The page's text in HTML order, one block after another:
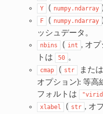
Y ( numpy.ndarray
F ( numpy.ndarray
ッシュデータ。
nbins ( int , オ
トは
50 。
cmap ( str または
オプション): 等高
フォルトは
xlabel ( str , オ